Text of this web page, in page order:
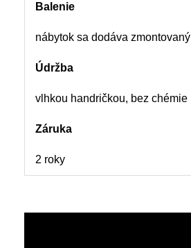
Balenie
nábytok sa dodáva zmontovaný
Údržba
vlhkou handričkou, bez chémie
Záruka
2 roky